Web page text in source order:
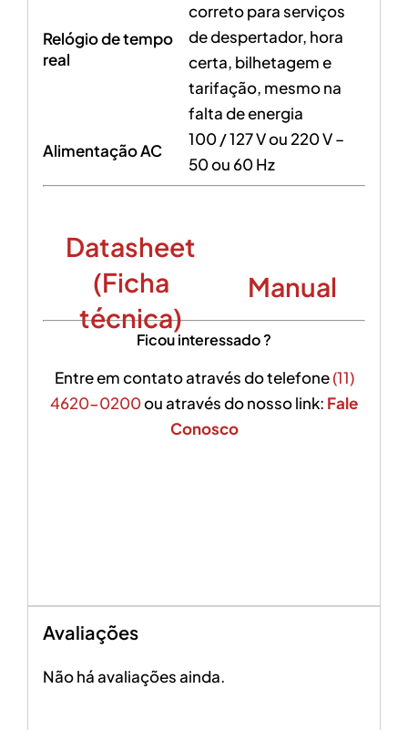
Relógio de tempo
real
correto para serviços
de despertador, hora
certa, bilhetagem e
tarifação, mesmo na
falta de energia
Alimentação AC
100 / 127 V ou 220 V –
50 ou 60 Hz
Datasheet
(Ficha
técnica)
Manual
Ficou interessado ?
Entre em contato através do telefone(11)
4620-0200ou através do nosso link: Fale
Conosco
Avaliações
Não há avaliações ainda.